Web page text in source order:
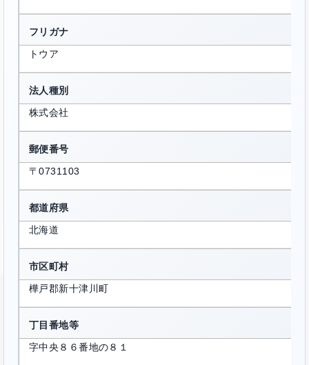
フリガナ
トウア
法人種別
株式会社
郵便番号
〒0731103
都道府県
北海道
市区町村
樺戸郡新十津川町
丁目番地等
字中央８６番地の８１